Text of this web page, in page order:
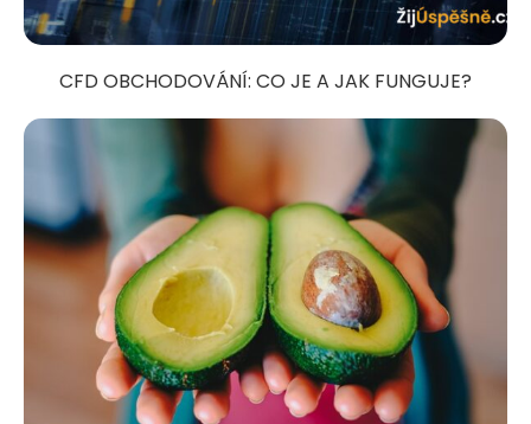
CFD OBCHODOVÁNÍ: CO JE A JAK FUNGUJE?